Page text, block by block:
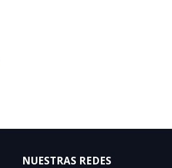
NUESTRAS REDES